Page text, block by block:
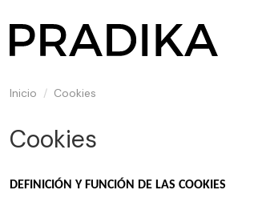
Inicio Cookies
Cookies
DEFINICIÓN Y FUNCIÓN DE LAS COOKIES